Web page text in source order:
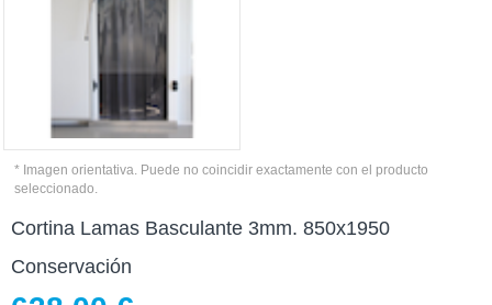
* Imagen orientativa. Puede no coincidir exactamente con el producto
seleccionado.
Cortina Lamas Basculante 3mm. 850x1950
Conservación